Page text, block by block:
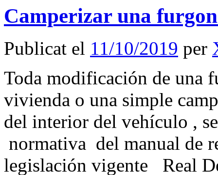
Camperizar una
Publicat el 11/10/2019 per
Toda modificación de una
vivienda o una simple
del interior del vehículo ,
normativa del manual de
legislación vigente Real